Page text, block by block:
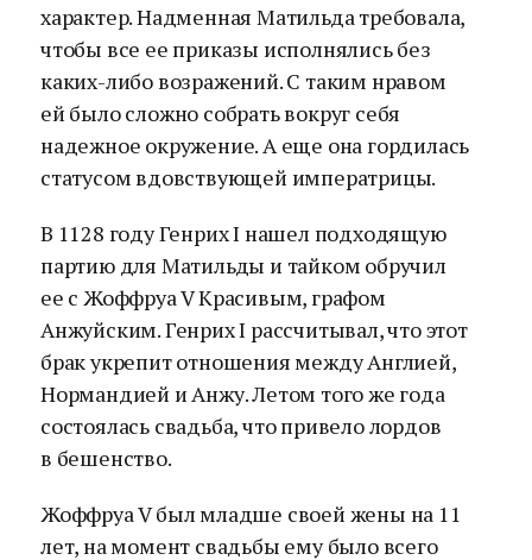
характер. Надменная Матильда требовала,
чтобы все ее приказы исполнялись без
каких-либо возражений. С таким нравом
ей было сложно собрать вокруг себя
надежное окружение. А еще она гордилась
статусом вдовствующей императрицы.
В 1128 году Генрих I нашел подходящую
партию для Матильды и тайком обручил
ее с Жоффруа V Красивым, графом
Анжуйским. Генрих I рассчитывал, что этот
брак укрепит отношения между Англией,
Нормандией и Анжу. Летом того же года
состоялась свадьба, что привело лордов
в бешенство.
Жоффруа V был младше своей жены на 11
лет, на момент свадьбы ему было всего